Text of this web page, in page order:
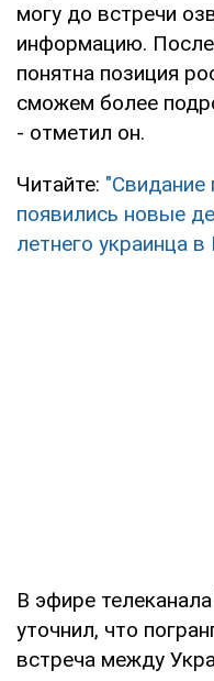
могу до встречи
информацию. После
понятна позиция
сможем более
- отметил он.
Читайте:
появились новые
летнего украинца в
В эфире
уточнил, что
встреча между